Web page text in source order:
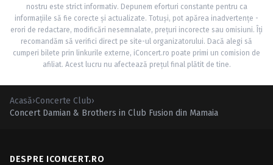
nostru este strict informativ. Depunem eforturi constante pentru ca
informațiile să fie corecte și actualizate. Totuși, pot apărea inadvertențe -
erori de redactare, modificări nesemnalate, prețuri incorecte sau omisiuni. Îți
recomandăm să verifici direct pe site-ul organizatorului. Dacă alegi să
cumperi bilete prin linkurile externe, iConcert.ro poate primi un comision de
afiliat. Acest lucru nu afectează prețul final plătit de tine.
Acasă›Concerte Club›
Concert Damian & Brothers in Club Fusion din Mamaia
DESPRE ICONCERT.RO